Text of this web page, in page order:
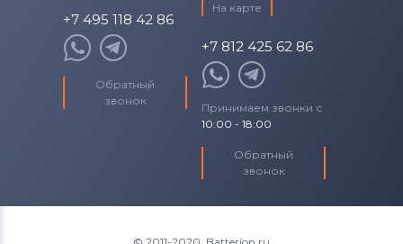
Аккумуляторы для смартфонов
Samsung
Аккумуляторы для смартфонов
Explay
Аккумуляторы для смартфонов
+7 495 118 42 86
Обратный
звонок
На карте
+7 812 425 62 86
Принимаем звонки с
10:00 - 18:00
Обратный
звонок